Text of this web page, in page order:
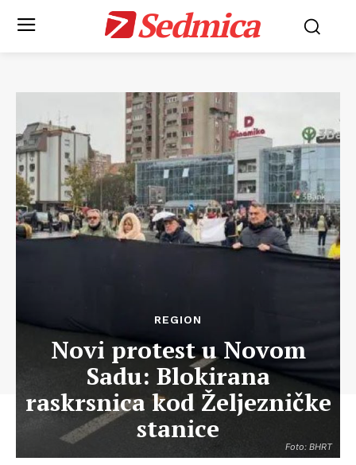
Sedmica
Foto: BHRT
REGION
Novi protest u Novom
Sadu: Blokirana
raskrsnica kod Željezničke
stanice